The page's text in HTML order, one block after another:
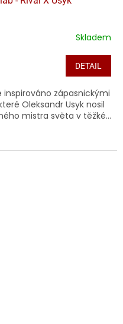
Skladem
DETAIL
zápasnickými
Oleksandr Usyk nosil
mistra světa v těžké...